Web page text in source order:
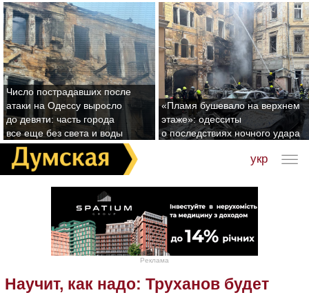
Число пострадавших после
атаки на Одессу выросло
до девяти: часть города
все еще без света и воды
«Пламя бушевало на верхнем
этаже»: одесситы
о последствиях ночного удара
укр
Реклама
Научит, как надо: Труханов будет